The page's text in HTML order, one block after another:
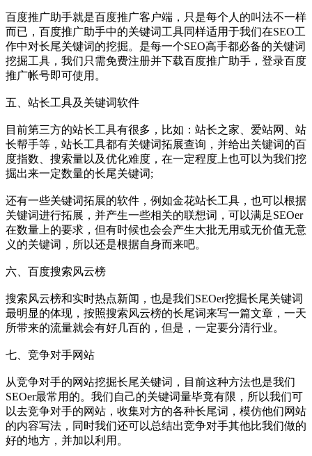
百度推广助手就是百度推广客户端，只是每个人的叫法不一样
而已，百度推广助手中的关键词工具同样适用于我们在SEO工
作中对长尾关键词的挖掘。是每一个SEO高手都必备的关键词
挖掘工具，我们只需免费注册并下载百度推广助手，登录百度
推广帐号即可使用。
五、站长工具及关键词软件
目前第三方的站长工具有很多，比如：站长之家、爱站网、站
长帮手等，站长工具都有关键词拓展查询，并给出关键词的百
度指数、搜索量以及优化难度，在一定程度上也可以为我们挖
掘出来一定数量的长尾关键词;
还有一些关键词拓展的软件，例如金花站长工具，也可以根据
关键词进行拓展，并产生一些相关的联想词，可以满足SEOer
在数量上的要求，但有时候也会会产生大批无用或无价值无意
义的关键词，所以还是根据自身而来吧。
六、百度搜索风云榜
搜索风云榜和实时热点新闻，也是我们SEOer挖掘长尾关键词
最明显的体现，按照搜索风云榜的长尾词来写一篇文章，一天
所带来的流量就会有好几百的，但是，一定要分清行业。
七、竞争对手网站
从竞争对手的网站挖掘长尾关键词，目前这种方法也是我们
SEOer最常用的。我们自己的关键词量毕竟有限，所以我们可
以去竞争对手的网站，收集对方的各种长尾词，模仿他们网站
的内容写法，同时我们还可以总结出竞争对手其他比我们做的
好的地方，并加以利用。